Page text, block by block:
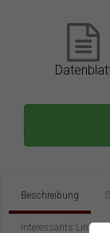
Beschreibung
Interessants Links